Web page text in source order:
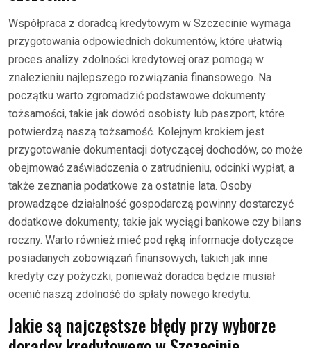
Współpraca z doradcą kredytowym w Szczecinie wymaga
przygotowania odpowiednich dokumentów, które ułatwią
proces analizy zdolności kredytowej oraz pomogą w
znalezieniu najlepszego rozwiązania finansowego. Na
początku warto zgromadzić podstawowe dokumenty
tożsamości, takie jak dowód osobisty lub paszport, które
potwierdzą naszą tożsamość. Kolejnym krokiem jest
przygotowanie dokumentacji dotyczącej dochodów, co może
obejmować zaświadczenia o zatrudnieniu, odcinki wypłat, a
także zeznania podatkowe za ostatnie lata. Osoby
prowadzące działalność gospodarczą powinny dostarczyć
dodatkowe dokumenty, takie jak wyciągi bankowe czy bilans
roczny. Warto również mieć pod ręką informacje dotyczące
posiadanych zobowiązań finansowych, takich jak inne
kredyty czy pożyczki, ponieważ doradca będzie musiał
ocenić naszą zdolność do spłaty nowego kredytu.
Jakie są najczęstsze błędy przy wyborze